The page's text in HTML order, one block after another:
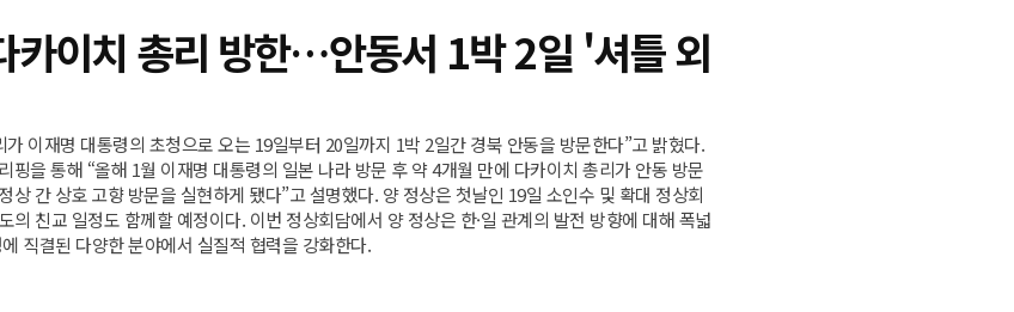
카이치 총리 방한…안동서 1박 2일 '셔틀 외
이재명 대통령의 초청으로 오는 19일부터 20일까지 1박 2일간 경북 안동을 방문한다”고 밝혔다.
핑을 통해 “올해 1월 이재명 대통령의 일본 나라 방문 후 약 4개월 만에 다카이치 총리가 안동 방문
상 간 상호 고향 방문을 실현하게 됐다”고 설명했다. 양 정상은 첫날인 19일 소인수 및 확대 정상회
의 친교 일정도 함께할 예정이다. 이번 정상회담에서 양 정상은 한·일 관계의 발전 방향에 대해 폭넓
직결된 다양한 분야에서 실질적 협력을 강화한다.